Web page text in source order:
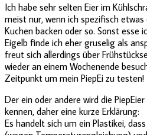
Ich habe sehr selten Eier im
meist nur, wenn ich spezifisch
Kuchen backen oder so. Sonst esse
Eigelb finde ich eher gruselig als
freut sich allerdings über
wieder an einem Wochenende
Zeitpunkt um mein PiepEi zu testen!
Der ein oder andere wird die
kennen, daher eine kurze Erklärung:
Es handelt sich um ein Plastikei,